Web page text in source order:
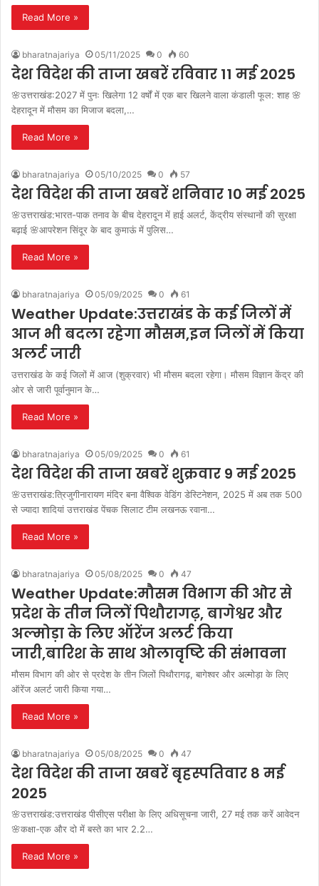
Read More »
bharatnajariya 05/11/2025 0 60
देश विदेश की ताजा खबरें रविवार 11 मई 2025
🌸उत्तराखंड:2027 में पुनः खिलेगा 12 वर्षों में एक बार खिलने वाला कंडाली फूल: शाह 🌸
देहरादून में मौसम का मिजाज बदला,…
Read More »
bharatnajariya 05/10/2025 0 57
देश विदेश की ताजा खबरें शनिवार 10 मई 2025
🌸उत्तराखंड:भारत-पाक तनाव के बीच देहरादून में हाई अलर्ट, केंद्रीय संस्थानों की सुरक्षा
बढ़ाई 🌸आपरेशन सिंदूर के बाद कुमाऊं में पुलिस…
Read More »
bharatnajariya 05/09/2025 0 61
Weather Update:उत्तराखंड के कई जिलों में
आज भी बदला रहेगा मौसम,इन जिलों में किया
अलर्ट जारी
उत्तराखंड के कई जिलों में आज (शुक्रवार) भी मौसम बदला रहेगा। मौसम विज्ञान केंद्र की
ओर से जारी पूर्वानुमान के…
Read More »
bharatnajariya 05/09/2025 0 61
देश विदेश की ताजा खबरें शुक्रवार 9 मई 2025
🌸उत्तराखंड:त्रिजुगीनारायण मंदिर बना वैश्विक वेडिंग डेस्टिनेशन, 2025 में अब तक 500
से ज्यादा शादियां उत्तराखंड पेंचक सिलाट टीम लखनऊ रवाना…
Read More »
bharatnajariya 05/08/2025 0 47
Weather Update:मौसम विभाग की ओर से
प्रदेश के तीन जिलों पिथौरागढ़, बागेश्वर और
अल्मोड़ा के लिए ऑरेंज अलर्ट किया
जारी,बारिश के साथ ओलावृष्टि की संभावना
मौसम विभाग की ओर से प्रदेश के तीन जिलों पिथौरागढ़, बागेश्वर और अल्मोड़ा के लिए
ऑरेंज अलर्ट जारी किया गया…
Read More »
bharatnajariya 05/08/2025 0 47
देश विदेश की ताजा खबरें बृहस्पतिवार 8 मई
2025
🌸उत्तराखंड:उत्तराखंड पीसीएस परीक्षा के लिए अधिसूचना जारी, 27 मई तक करें आवेदन
🌸कक्षा-एक और दो में बस्ते का भार 2.2…
Read More »